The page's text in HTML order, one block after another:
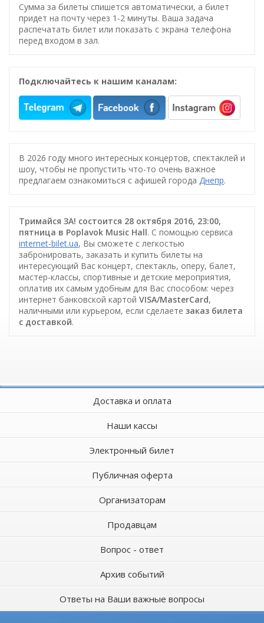
Сумма за билеты спишется автоматически, а билет
придет на почту через 1-2 минуты. Ваша задача
распечатать билет или показать с экрана телефона
перед входом в зал.
Подключайтесь к нашим каналам:
В 2026 году много интересных концертов, спектаклей и
шоу, чтобы не пропустить что-то очень важное
предлагаем ознакомиться с афишей города Днепр.
Тримайся ЗА! состоится 28 октября 2016, 23:00,
пятница в Poplavok Music Hall. С помощью сервиса
internet-bilet.ua, Вы сможете с легкостью
забронировать, заказать и купить билеты на
интересующий Вас концерт, спектакль, оперу, балет,
мастер-классы, спортивные и детские мероприятия,
оплатив их самым удобным для Вас способом: через
интернет банковской картой VISA/MasterCard,
наличными или курьером, если сделаете заказ билета
c доставкой.
Доставка и оплата
Наши кассы
Электронный билет
Публичная оферта
Организаторам
Продавцам
Вопрос - ответ
Архив событий
Ответы на Ваши важные вопросы